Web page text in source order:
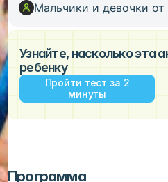
Мальчики и девочки от
Узнайте, насколько эта
ребенку
Пройти тест за 2
минуты
Программа